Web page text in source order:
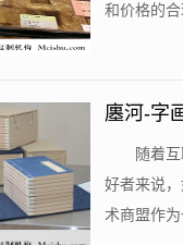
和价格的
廛河-字
随着
好者来说
术商盟作